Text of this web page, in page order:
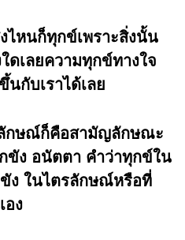
ไหนก็ทุกข์เพราะสิ่งนั้น
ดเลยความทุกข์ทางใจ
กับเราได้เลย
กษณ์ก็คือสามัญลักษณะ
ขัง อนัตตา คำว่าทุกข์ใน
ง ในไตรลักษณ์หรือที่
ง